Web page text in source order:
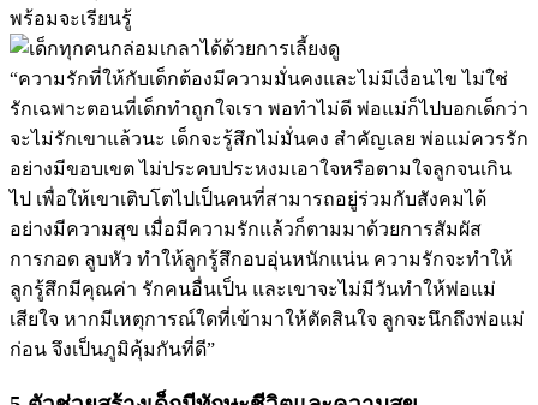
พร้อมจะเรียนรู้
“ความรักที่ให้กับเด็กต้องมีความมั่นคงและไม่มีเงื่อนไข ไม่ใช่
รักเฉพาะตอนที่เด็กทำถูกใจเรา พอทำไม่ดี พ่อแม่ก็ไปบอกเด็กว่า
จะไม่รักเขาแล้วนะ เด็กจะรู้สึกไม่มั่นคง สำคัญเลย พ่อแม่ควรรัก
อย่างมีขอบเขต ไม่ประคบประหงมเอาใจหรือตามใจลูกจนเกิน
ไป เพื่อให้เขาเติบโตไปเป็นคนที่สามารถอยู่ร่วมกับสังคมได้
อย่างมีความสุข เมื่อมีความรักแล้วก็ตามมาด้วยการสัมผัส
การกอด ลูบหัว ทำให้ลูกรู้สึกอบอุ่นหนักแน่น ความรักจะทำให้
ลูกรู้สึกมีคุณค่า รักคนอื่นเป็น และเขาจะไม่มีวันทำให้พ่อแม่
เสียใจ หากมีเหตุการณ์ใดที่เข้ามาให้ตัดสินใจ ลูกจะนึกถึงพ่อแม่
ก่อน จึงเป็นภูมิคุ้มกันที่ดี”